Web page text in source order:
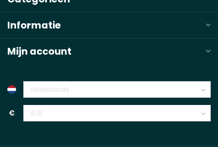
Informatie
Mijn account
€